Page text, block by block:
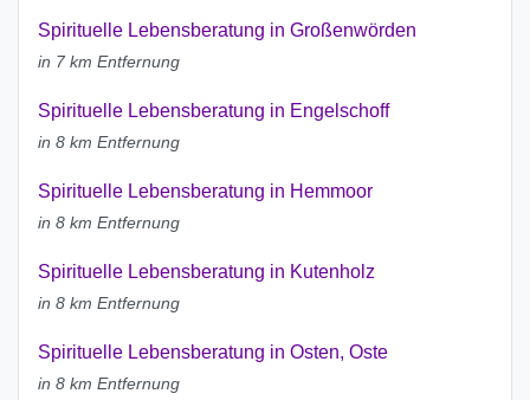
Spirituelle Lebensberatung in Großenwörden
in 7 km Entfernung
Spirituelle Lebensberatung in Engelschoff
in 8 km Entfernung
Spirituelle Lebensberatung in Hemmoor
in 8 km Entfernung
Spirituelle Lebensberatung in Kutenholz
in 8 km Entfernung
Spirituelle Lebensberatung in Osten, Oste
in 8 km Entfernung